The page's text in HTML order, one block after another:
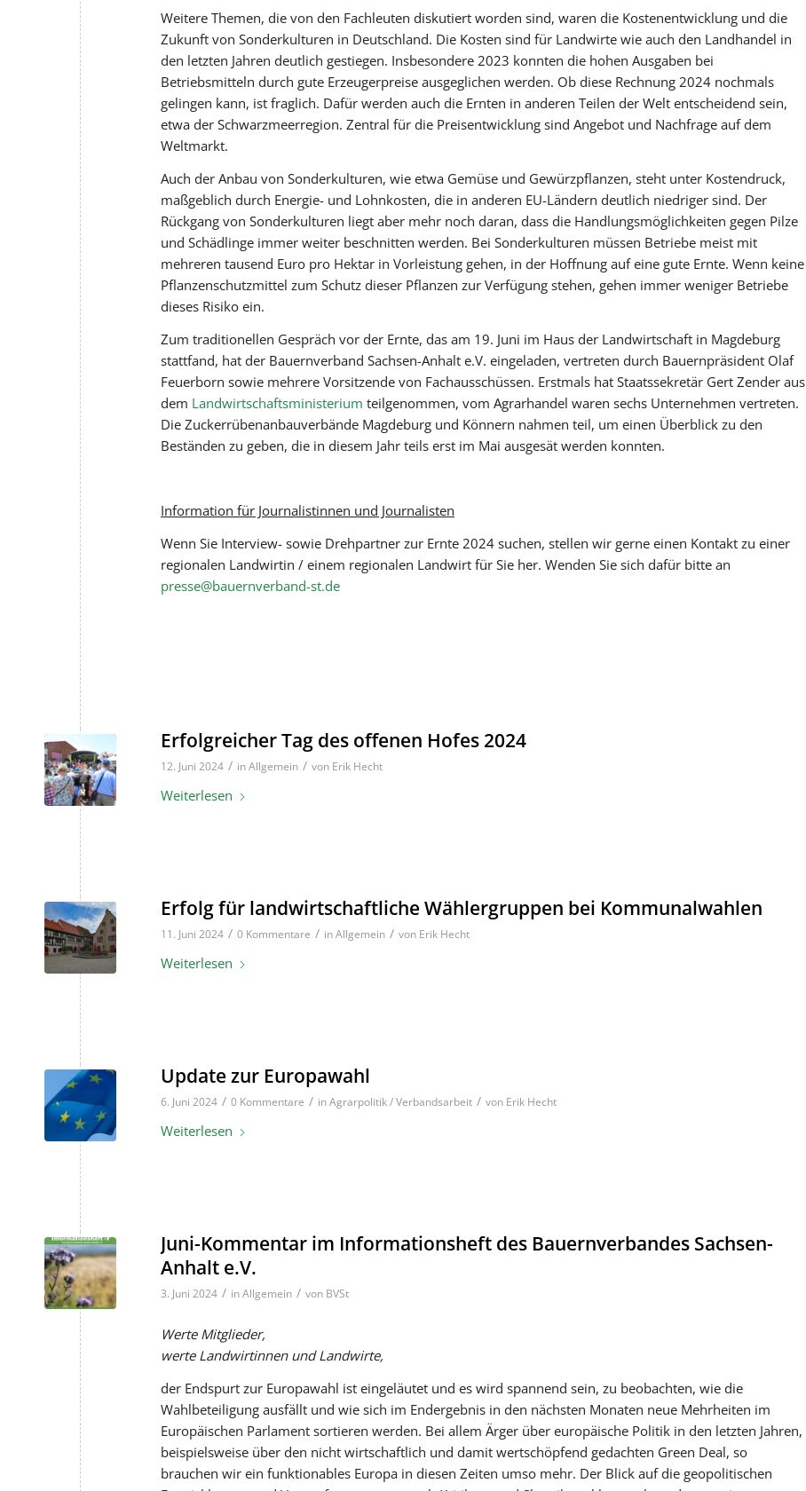
Weitere Themen, die von den Fachleuten diskutiert worden sind, waren die Kostenentwicklung und die
Zukunft von Sonderkulturen in Deutschland. Die Kosten sind für Landwirte wie auch den Landhandel in
den letzten Jahren deutlich gestiegen. Insbesondere 2023 konnten die hohen Ausgaben bei
Betriebsmitteln durch gute Erzeugerpreise ausgeglichen werden. Ob diese Rechnung 2024 nochmals
gelingen kann, ist fraglich. Dafür werden auch die Ernten in anderen Teilen der Welt entscheidend sein,
etwa der Schwarzmeerregion. Zentral für die Preisentwicklung sind Angebot und Nachfrage auf dem
Weltmarkt.
Auch der Anbau von Sonderkulturen, wie etwa Gemüse und Gewürzpflanzen, steht unter Kostendruck,
maßgeblich durch Energie- und Lohnkosten, die in anderen EU-Ländern deutlich niedriger sind. Der
Rückgang von Sonderkulturen liegt aber mehr noch daran, dass die Handlungsmöglichkeiten gegen Pilze
und Schädlinge immer weiter beschnitten werden. Bei Sonderkulturen müssen Betriebe meist mit
mehreren tausend Euro pro Hektar in Vorleistung gehen, in der Hoffnung auf eine gute Ernte. Wenn keine
Pflanzenschutzmittel zum Schutz dieser Pflanzen zur Verfügung stehen, gehen immer weniger Betriebe
dieses Risiko ein.
Zum traditionellen Gespräch vor der Ernte, das am 19. Juni im Haus der Landwirtschaft in Magdeburg
stattfand, hat der Bauernverband Sachsen-Anhalt e.V. eingeladen, vertreten durch Bauernpräsident Olaf
Feuerborn sowie mehrere Vorsitzende von Fachausschüssen. Erstmals hat Staatssekretär Gert Zender aus
dem Landwirtschaftsministerium teilgenommen, vom Agrarhandel waren sechs Unternehmen vertreten.
Die Zuckerrübenanbauverbände Magdeburg und Könnern nahmen teil, um einen Überblick zu den
Beständen zu geben, die in diesem Jahr teils erst im Mai ausgesät werden konnten.
Information für Journalistinnen und Journalisten
Wenn Sie Interview- sowie Drehpartner zur Ernte 2024 suchen, stellen wir gerne einen Kontakt zu einer
regionalen Landwirtin / einem regionalen Landwirt für Sie her. Wenden Sie sich dafür bitte an
presse@bauernverband-st.de
Erfolgreicher Tag des offenen Hofes 2024
12. Juni 2024 / inAllgemein / von Erik Hecht
Weiterlesen
Erfolg für landwirtschaftliche Wählergruppen bei Kommunalwahlen
11. Juni 2024 / 0 Kommentare / inAllgemein / von Erik Hecht
Weiterlesen
Update zur Europawahl
6. Juni 2024 / 0 Kommentare / inAgrarpolitik / Verbandsarbeit / von Erik Hecht
Weiterlesen
Juni-Kommentar im Informationsheft des Bauernverbandes Sachsen-
Anhalt e.V.
3. Juni 2024 / inAllgemein / von BVSt
Werte Mitglieder,
werte Landwirtinnen und Landwirte,
der Endspurt zur Europawahl ist eingeläutet und es wird spannend sein, zu beobachten, wie die
Wahlbeteiligung ausfällt und wie sich im Endergebnis in den nächsten Monaten neue Mehrheiten im
Europäischen Parlament sortieren werden. Bei allem Ärger über europäische Politik in den letzten Jahren,
beispielsweise über den nicht wirtschaftlich und damit wertschöpfend gedachten Green Deal, so
brauchen wir ein funktionables Europa in diesen Zeiten umso mehr. Der Blick auf die geopolitischen